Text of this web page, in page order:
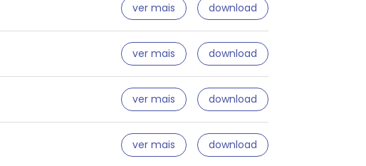
ver mais download
ver mais download
ver mais download
ver mais download